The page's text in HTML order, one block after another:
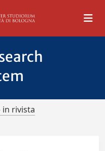
in rivista